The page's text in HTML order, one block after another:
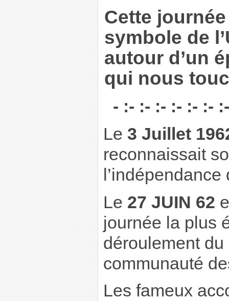
Cette
symbole de
autour d’un
qui nous
- :- :- :- :- :- :-
Le 3 Juillet
reconnaissait
Le 27 JUIN 62
journée la plus
déroulement
communauté
Les fameux